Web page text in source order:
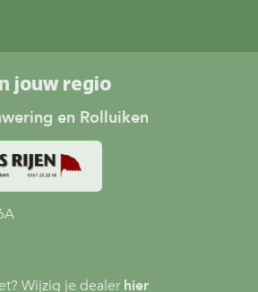
jouw regio
en Rolluiken
Wijzig je dealerhier